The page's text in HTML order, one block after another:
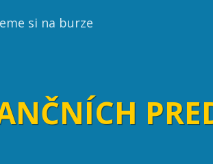
si na burze